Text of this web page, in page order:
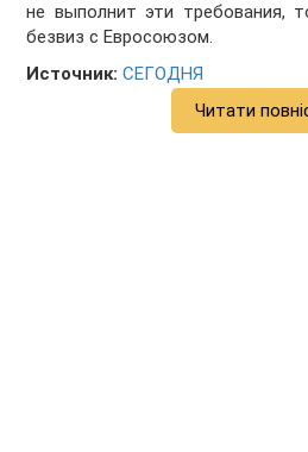
не выполнит эти требования,
безвиз с Евросоюзом.
Источник: СЕГОДНЯ
Читати